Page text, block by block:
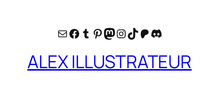
E-mailFacebook
Tumblr
Pinterest
Mastodon
Instagram
TikTok
Patreon
Discord
ALEX ILLUSTRATEUR